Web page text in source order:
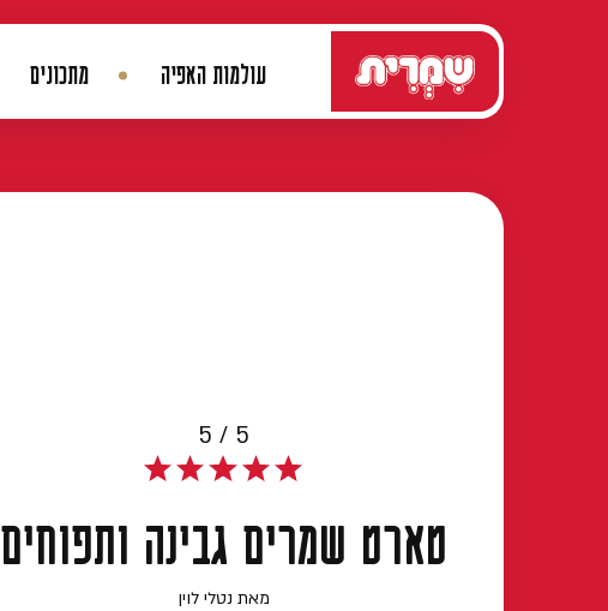
ניווט ראשי עולמות האפיה מתכונים
5 / 5
טארט שמרים גבינה ותפוחים
מאת נטלי לוין